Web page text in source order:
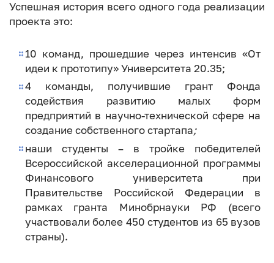
Успешная история всего одного года реализации
проекта это:
10 команд, прошедшие через интенсив «От
идеи к прототипу» Университета 20.35;
4 команды, получившие грант Фонда
содействия развитию малых форм
предприятий в научно-технической сфере на
создание собственного стартапа;
наши студенты – в тройке победителей
Всероссийской акселерационной программы
Финансового университета при
Правительстве Российской Федерации в
рамках гранта Минобрнауки РФ (всего
участвовали более 450 студентов из 65 вузов
страны).